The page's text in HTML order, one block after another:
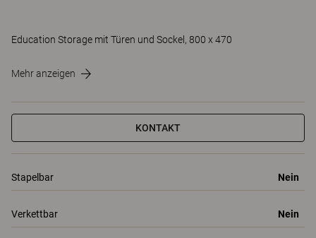
Education Storage mit Türen und Sockel, 800 x 470
Mehr anzeigen
KONTAKT
Stapelbar Nein
Verkettbar Nein